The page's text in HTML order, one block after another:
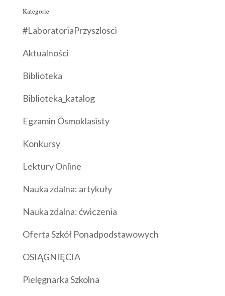
Kategorie
#LaboratoriaPrzyszlosci
Aktualności
Biblioteka
Biblioteka_katalog
Egzamin Ósmoklasisty
Konkursy
Lektury Online
Nauka zdalna: artykuły
Nauka zdalna: ćwiczenia
Oferta Szkół Ponadpodstawowych
OSIĄGNIĘCIA
Pielęgnarka Szkolna